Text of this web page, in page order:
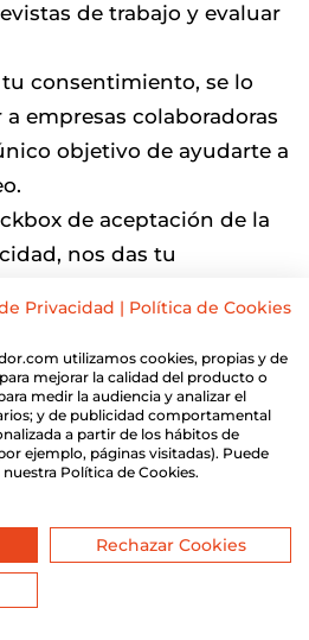
de trabajo y evaluar
consentimiento, se lo
empresas colaboradoras
objetivo de ayudarte a
de aceptación de la
nos das tu
que componen el
con el objetivo de
de selección de
que transcurrido
a su destrucción segura.
consentimiento
Privacidad | Política de Cookies
utilizamos cookies, propias y de
mejorar la calidad del producto o
medir la audiencia y analizar el
y de publicidad comportamental
a partir de los hábitos de
ejemplo, páginas visitadas). Puede
Política de Cookies.
Rechazar Cookies